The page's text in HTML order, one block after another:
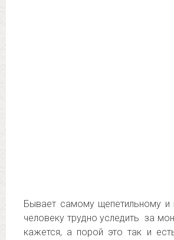
Бывает самому щепетильному и
человеку трудно уследить за
кажется, а порой это так и